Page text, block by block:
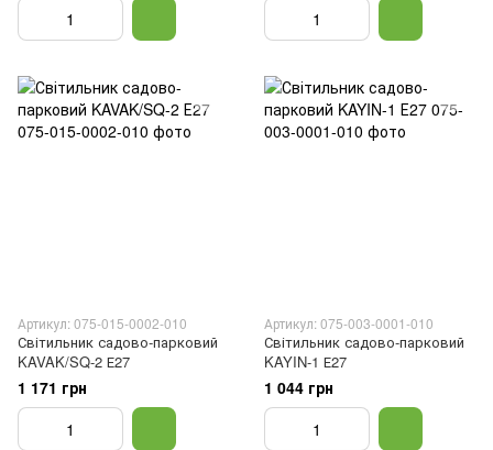
Артикул: 075-015-0002-010
Світильник садово-парковий
KAVAK/SQ-2 Е27
1 171 грн
Артикул: 075-003-0001-010
Світильник садово-парковий
KAYIN-1 Е27
1 044 грн